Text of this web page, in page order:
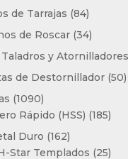
productos
de Tarrajas 8484
de Roscar 3434
Taladros y Atornilladores
de Destornillador 50
10901090
productos
Rápido (HSS) 185185
Duro 162162
productos
Star Templados 2525